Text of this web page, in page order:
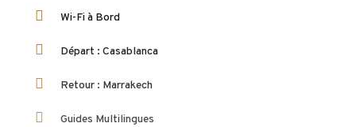
Wi-Fi à Bord
Départ : Casablanca
Retour : Marrakech
Guides Multilingues